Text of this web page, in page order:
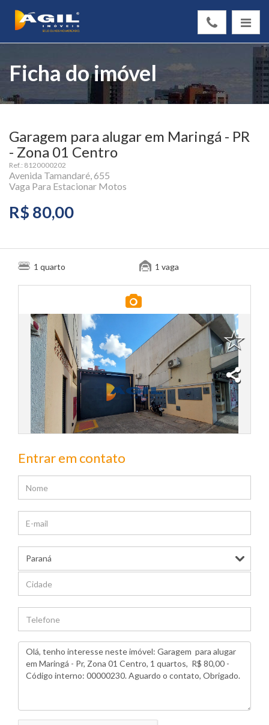
Ficha do imóvel
Garagem para alugar em Maringá - PR
- Zona 01 Centro
Ref.: 8120000202
Avenida Tamandaré, 655
Vaga Para Estacionar Motos
R$ 80,00
1 quarto 1 vaga
Entrar em contato